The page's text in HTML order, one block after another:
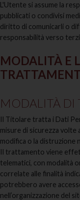
L'Utente si assume la
pubblicati o condivisi
diritto di comunicarli o
responsabilità verso
MODALITÀ E
MODALITÀ DI
Il Titolare tratta i Dati
misure di sicurezza volte
modifica o la distruzione
Il trattamento viene
telematici, con modalità
correlate alle finalità
potrebbero avere
nell’organizzazione del